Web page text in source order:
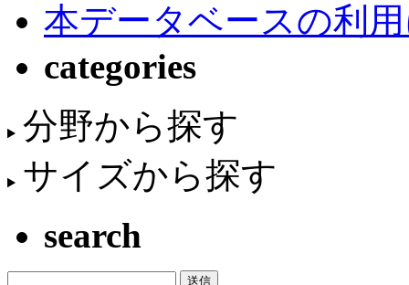
本データベースの利
categories
分野から探す
サイズから探す
search